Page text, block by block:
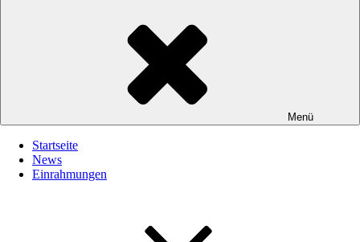
Menü
Startseite
News
Einrahmungen